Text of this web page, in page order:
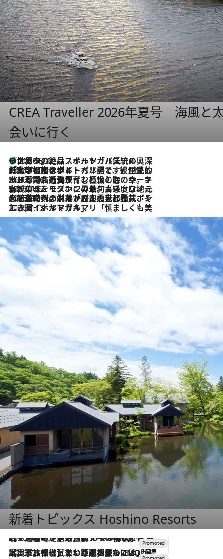
CREA Traveller 2026年夏号 海風と
会いに行く
2026.8.8
リスボンの絶品スイーツ「パステル・デ・ナタ」とは？ポルトガル伝統の奥深い世界へ
2026.7.27
「私の祖国はポルトガル語です」国民的詩人フェルナンド・ペソアと、彼が愛した文学の街を歩く
2026.7.26
ポルトガル近海が育む極上の海の幸。キリリと冷えた白ワインと愉しむ、シーフード専門店の贅沢
2026.7.22
伝統の味をモダンに昇華。高感度な地元客が集う、リスボンの最旬ガストロノミー
2026.7.21
大航海時代の栄華から、震災、独裁、そして革命へ。ポルトガル・首都リスボンの石畳に刻まれた「歴史の光と影」
2026.7.13
エッセイ・ヤマザキマリ「慎ましくも美しき国 ポルトガル」
新着トピックス Hoshino Resorts
2026.8.7
【トンボの足水浴】ヒノキの香りに包まれて涼感マックス！約13℃の湧水かけ流しを避暑地「星野温泉 トンボの湯」で体験
2026.7.31
【ホテル帰省】という選択肢をOMOが提案。家族とほどよい距離を保つには「昼は実家、夜は気兼ねなくホテルで！」